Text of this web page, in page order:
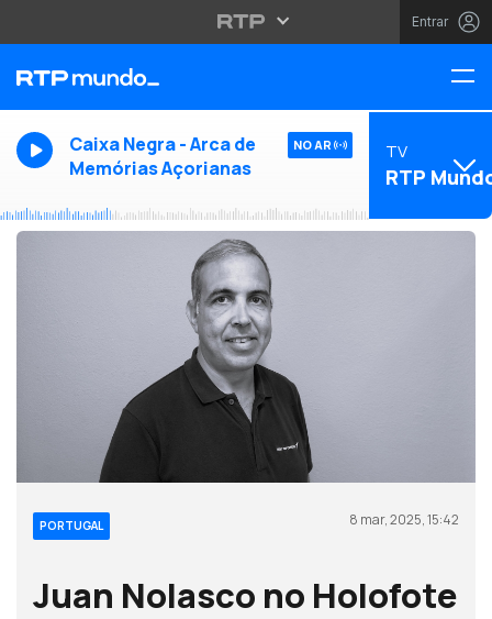
Entrar
Caixa Negra - Arca de
Memórias Açorianas
NO AR TV
RTP
PORTUGAL 8 mar, 2025, 15:42
Juan Nolasco no Holofote